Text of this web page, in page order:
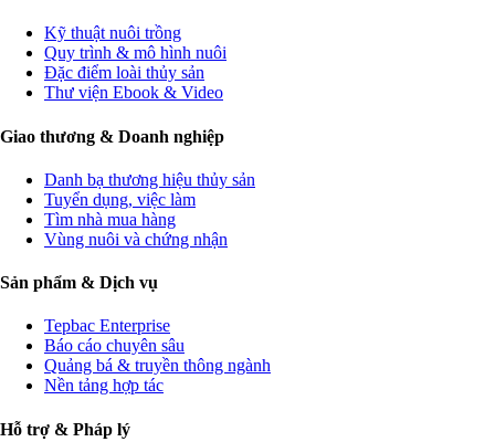
Kỹ thuật nuôi trồng
Quy trình & mô hình nuôi
Đặc điểm loài thủy sản
Thư viện Ebook & Video
Giao thương & Doanh nghiệp
Danh bạ thương hiệu thủy sản
Tuyển dụng, việc làm
Tìm nhà mua hàng
Vùng nuôi và chứng nhận
Sản phẩm & Dịch vụ
Tepbac Enterprise
Báo cáo chuyên sâu
Quảng bá & truyền thông ngành
Nền tảng hợp tác
Hỗ trợ & Pháp lý